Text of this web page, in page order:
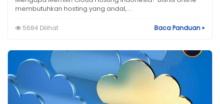
membutuhkan hosting yang andal,...
5684 Dilihat Baca Panduan »